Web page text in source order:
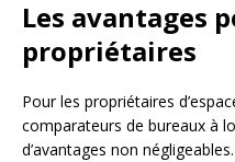
Les avantages
propriétaires
Pour les propriétaires
comparateurs de bureaux à
d’avantages non